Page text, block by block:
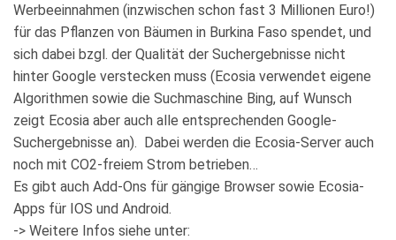
Werbeeinnahmen (inzwischen schon fast 3 Millionen Euro!)
für das Pflanzen von Bäumen in Burkina Faso spendet, und
sich dabei bzgl. der Qualität der Suchergebnisse nicht
hinter Google verstecken muss (Ecosia verwendet eigene
Algorithmen sowie die Suchmaschine Bing, auf Wunsch
zeigt Ecosia aber auch alle entsprechenden Google-
Suchergebnisse an). Dabei werden die Ecosia-Server auch
noch mit CO2-freiem Strom betrieben…
Es gibt auch Add-Ons für gängige Browser sowie Ecosia-
Apps für IOS und Android.
-> Weitere Infos siehe unter: